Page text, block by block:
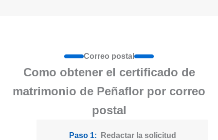
Correo postal
Como obtener el certificado de
matrimonio de Peñaflor por correo
postal
Paso 1: Redactar la solicitud